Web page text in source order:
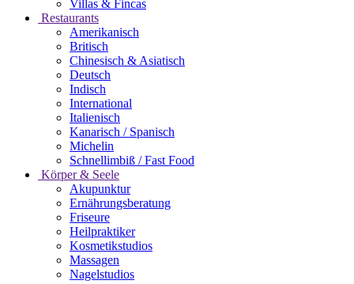
Villas & Fincas
Restaurants
Amerikanisch
Britisch
Chinesisch & Asiatisch
Deutsch
Indisch
International
Italienisch
Kanarisch / Spanisch
Michelin
Schnellimbiß / Fast Food
Körper & Seele
Akupunktur
Ernährungsberatung
Friseure
Heilpraktiker
Kosmetikstudios
Massagen
Nagelstudios